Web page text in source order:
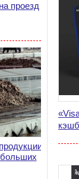
проезд